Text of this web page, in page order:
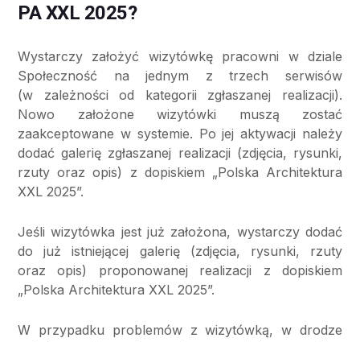
PA XXL 2025?
Wystarczy założyć wizytówkę pracowni w dziale
Społeczność na jednym z trzech serwisów
(w zależności od kategorii zgłaszanej realizacji).
Nowo założone wizytówki muszą zostać
zaakceptowane w systemie. Po jej aktywacji należy
dodać galerię zgłaszanej realizacji (zdjęcia, rysunki,
rzuty oraz opis) z dopiskiem „Polska Architektura
XXL 2025”.
Jeśli wizytówka jest już założona, wystarczy dodać
do już istniejącej galerię (zdjęcia, rysunki, rzuty
oraz opis) proponowanej realizacji z dopiskiem
„Polska Architektura XXL 2025”.
W przypadku problemów z wizytówką, w drodze